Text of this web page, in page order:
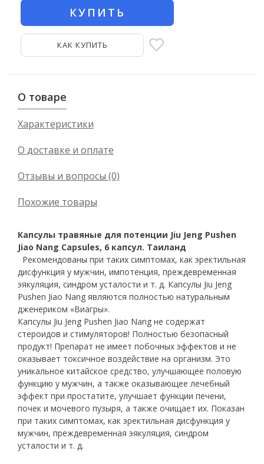
КУПИТЬ
КАК КУПИТЬ
О товаре
Характеристики
О доставке и оплате
Отзывы и вопросы (0)
Похожие товары
Капсулы травяные для потенции Jiu Jeng Pushen
Jiao Nang Capsules, 6 капсул. Таиланд
Рекомендованы при таких симптомах, как эректильная
дисфункция у мужчин, импотенция, преждевременная
эякуляция, синдром усталости и т. д. Капсулы Jiu Jeng
Pushen Jiao Nang являются полностью натуральным
дженериком «Виагры».
Капсулы Jiu Jeng Pushen Jiao Nang не содержат
стероидов и стимуляторов! Полностью безопасный
продукт! Препарат не имеет побочных эффектов и не
оказывает токсичное воздействие на организм. Это
уникальное китайское средство, улучшающее половую
функцию у мужчин, а также оказывающее лечебный
эффект при простатите, улучшает функции печени,
почек и мочевого пузыря, а также очищает их. Показан
при таких симптомах, как эректильная дисфункция у
мужчин, преждевременная эякуляция, синдром
усталости и т. д.